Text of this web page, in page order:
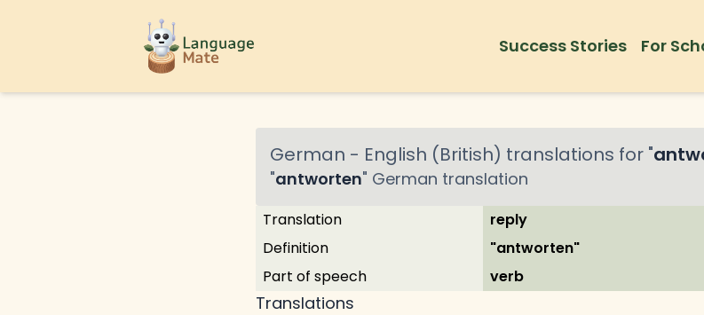
Success Stories For
German - English (British) translations for "
"antworten" German translation
Translation
reply
Definition
"antworten"
Part of speech
verb
Translations